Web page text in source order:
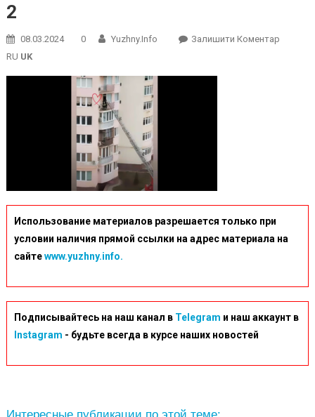
2
08.03.2024 0 Yuzhny.info Залишити КоментарOn
RU UK
Использование материалов разрешается только при
условии наличия прямой ссылки на адрес материала на
сайтеwww.yuzhny.info.
Подписывайтесь на наш канал в Telegram и наш аккаунт в
Instagram - будьте всегда в курсе наших новостей
Интересные публикации по этой теме: